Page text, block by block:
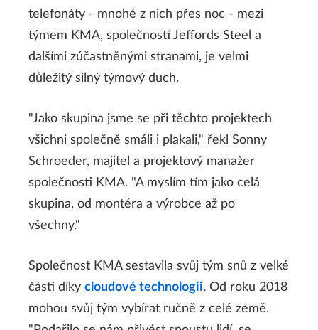
telefonáty - mnohé z nich přes noc - mezi
týmem KMA, společností Jeffords Steel a
dalšími zúčastněnými stranami, je velmi
důležitý silný týmový duch.
"Jako skupina jsme se při těchto projektech
všichni společně smáli i plakali," řekl Sonny
Schroeder, majitel a projektový manažer
společnosti KMA. "A myslím tím jako celá
skupina, od montéra a výrobce až po
všechny."
Společnost KMA sestavila svůj tým snů z velké
části díky cloudové technologii. Od roku 2018
mohou svůj tým vybírat ručně z celé země.